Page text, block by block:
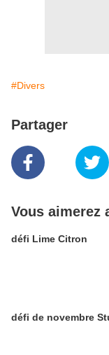
#Divers
Partager
Vous aimerez
défi Lime Citron
défi de novembre